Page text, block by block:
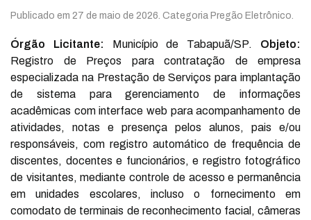
Publicado em 27 de maio de 2026 . Categoria Pregão Eletrônico.
Órgão Licitante: Município de Tabapuã/SP. Objeto:
Registro de Preços para contratação de empresa
especializada na Prestação de Serviços para implantação
de sistema para gerenciamento de informações
acadêmicas com interface web para acompanhamento de
atividades, notas e presença pelos alunos, pais e/ou
responsáveis, com registro automático de frequência de
discentes, docentes e funcionários, e registro fotográfico
de visitantes, mediante controle de acesso e permanência
em unidades escolares, incluso o fornecimento em
comodato de terminais de reconhecimento facial, câmeras